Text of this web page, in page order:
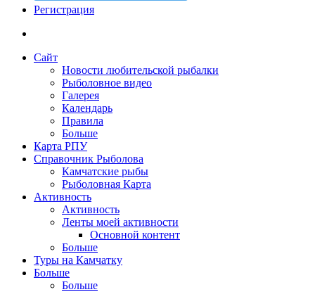
Регистрация
Сайт
Новости любительской рыбалки
Рыболовное видео
Галерея
Календарь
Правила
Больше
Карта РПУ
Справочник Рыболова
Камчатские рыбы
Рыболовная Карта
Активность
Активность
Ленты моей активности
Основной контент
Больше
Туры на Камчатку
Больше
Больше